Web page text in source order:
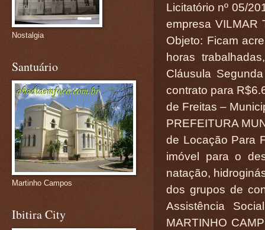
Licitatório nº 05/
empresa VILMAR
Objeto: Ficam
horas
Cláusula
contrato para
de Freitas –
PREFEITURA
de Locação Para
imóvel para o
natação,
dos grupos de
Assistência
MARTINHO
Nostalgia
Santuário
Martinho Campos
Ibitira City